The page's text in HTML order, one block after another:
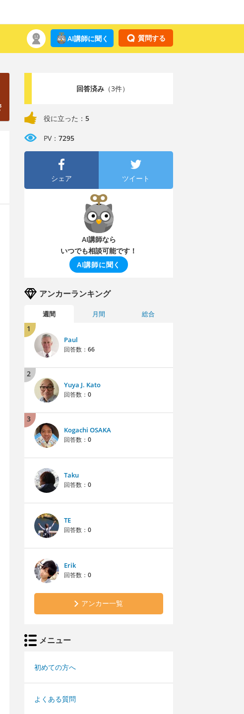
質問する
AI講師に聞く
回答済み（3件）
役に立った： 5
PV： 7295
シェア ツイート
AI講師なら
いつでも相談可能です！
AI講師に聞く
アンカーランキング
週間 月間 総合
1
Paul
回答数： 66
2
Yuya J. Kato
回答数： 0
3
Kogachi OSAKA
回答数： 0
Taku
回答数： 0
TE
回答数： 0
Erik
回答数： 0
アンカー一覧
メニュー
初めての方へ
よくある質問